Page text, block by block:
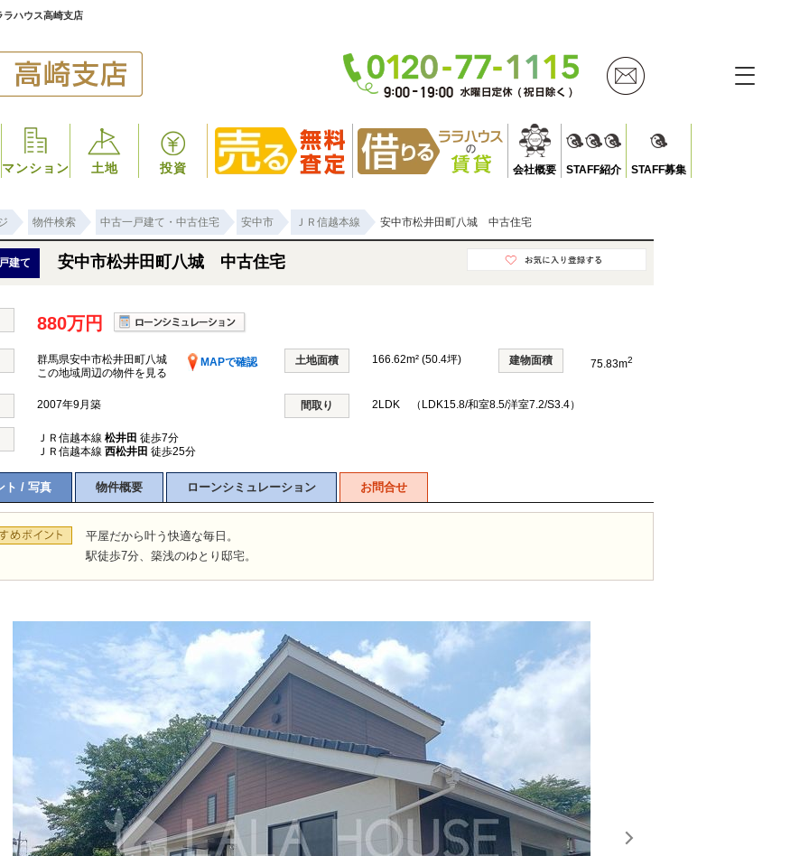
ハウス高崎支店
マンション 土地 投資 会社概要 STAFF紹介 STAFF募集
物件検索 中古一戸建て・中古住宅 安中市 ＪＲ信越本線 安中市松井田町八城 中古住宅
建て 安中市松井田町八城 中古住宅
880万円
群馬県安中市松井田町八城
MAPで確認
この地域周辺の物件を見る
土地面積 166.62m² (50.4坪) 建物面積 75.83m2
2007年9月築 間取り 2LDK （LDK15.8/和室8.5/洋室7.2/S3.4）
ＪＲ信越本線 松井田 徒歩7分
ＪＲ信越本線 西松井田 徒歩25分
ト / 写真 物件概要 ローンシミュレーション お問合せ
平屋だから叶う快適な毎日。
駅徒歩7分、築浅のゆとり邸宅。